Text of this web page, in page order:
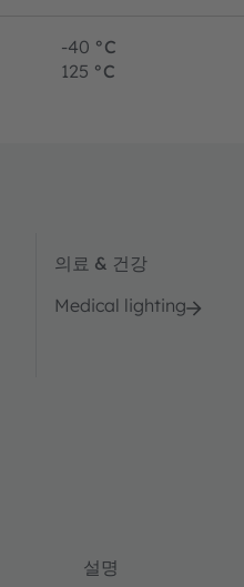
-40 °C
125 °C
의료 & 건강
Medical lighting
설명